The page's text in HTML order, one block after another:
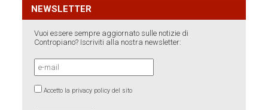
NEWSLETTER
Vuoi essere sempre aggiornato sulle notizie di
Contropiano? Iscriviti alla nostra newsletter:
Accetto la privacy policy del sito